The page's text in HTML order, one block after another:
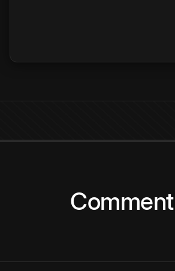
Comment